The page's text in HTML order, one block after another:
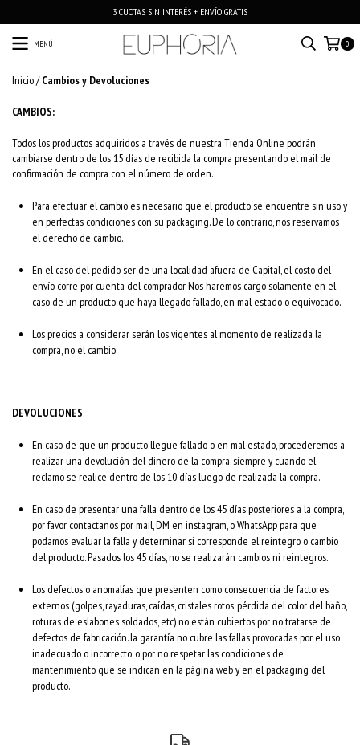
3 CUOTAS SIN INTERÉS + ENVÍO GRATIS
MENÚ 0
Inicio/ Cambios y Devoluciones
CAMBIOS:
Todos los productos adquiridos a través de nuestra Tienda Online podrán
cambiarse dentro de los 15 días de recibida la compra presentando el mail de
confirmación de compra con el número de orden.
Para efectuar el cambio es necesario que el producto se encuentre sin uso y
en perfectas condiciones con su packaging. De lo contrario, nos reservamos
el derecho de cambio.
En el caso del pedido ser de una localidad afuera de Capital, el costo del
envío corre por cuenta del comprador. Nos haremos cargo solamente en el
caso de un producto que haya llegado fallado, en mal estado o equivocado.
Los precios a considerar serán los vigentes al momento de realizada la
compra, no el cambio.
DEVOLUCIONES:
En caso de que un producto llegue fallado o en mal estado, procederemos a
realizar una devolución del dinero de la compra, siempre y cuando el
reclamo se realice dentro de los 10 días luego de realizada la compra.
En caso de presentar una falla dentro de los 45 días posteriores a la compra,
por favor contactanos por mail, DM en instagram, o WhatsApp para que
podamos evaluar la falla y determinar si corresponde el reintegro o cambio
del producto. Pasados los 45 días, no se realizarán cambios ni reintegros.
Los defectos o anomalías que presenten como consecuencia de factores
externos (golpes, rayaduras, caídas, cristales rotos, pérdida del color del baño,
roturas de eslabones soldados, etc) no están cubiertos por no tratarse de
defectos de fabricación. la garantía no cubre las fallas provocadas por el uso
inadecuado o incorrecto, o por no respetar las condiciones de
mantenimiento que se indican en la página web y en el packaging del
producto.